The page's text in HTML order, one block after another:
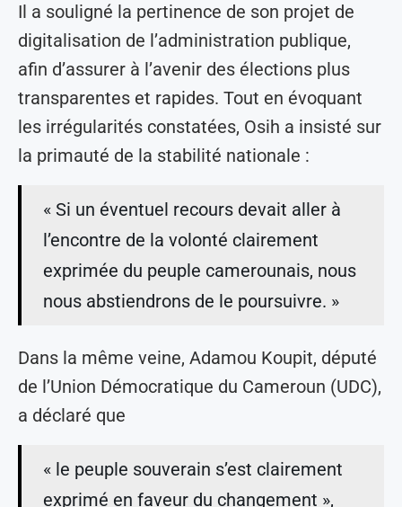
Il a souligné la pertinence de son projet de
digitalisation de l’administration publique,
afin d’assurer à l’avenir des élections plus
transparentes et rapides. Tout en évoquant
les irrégularités constatées, Osih a insisté sur
la primauté de la stabilité nationale :
« Si un éventuel recours devait aller à
l’encontre de la volonté clairement
exprimée du peuple camerounais, nous
nous abstiendrons de le poursuivre. »
Dans la même veine, Adamou Koupit, député
de l’Union Démocratique du Cameroun (UDC),
a déclaré que
« le peuple souverain s’est clairement
exprimé en faveur du changement »,